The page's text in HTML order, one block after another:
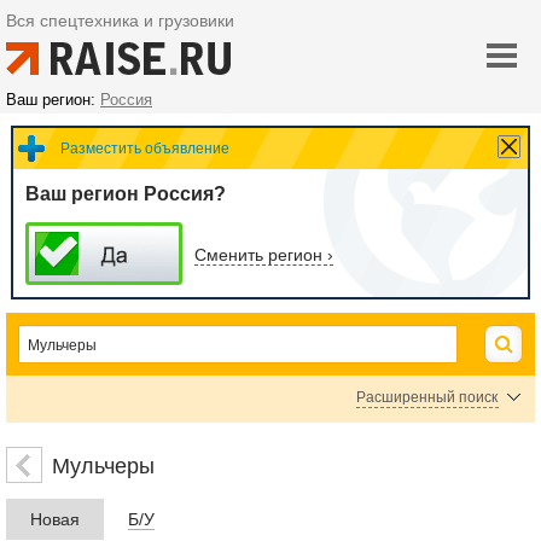
Вся спецтехника и грузовики
Ваш регион: Россия
Разместить объявление
Ваш регион Россия?
Сменить регион ›
Расширенный поиск
Цена
руб.
Мульчеры
Новая Б/У